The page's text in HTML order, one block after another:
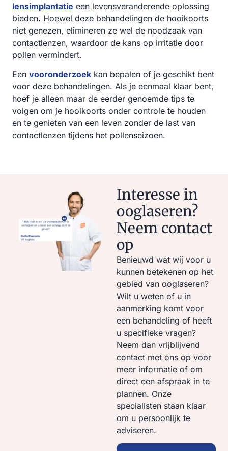
lensimplantatie een levensveranderende oplossing
bieden. Hoewel deze behandelingen de hooikoorts
niet genezen, elimineren ze wel de noodzaak van
contactlenzen, waardoor de kans op irritatie door
pollen vermindert.
Een vooronderzoek kan bepalen of je geschikt bent
voor deze behandelingen. Als je eenmaal klaar bent,
hoef je alleen maar de eerder genoemde tips te
volgen om je hooikoorts onder controle te houden
en te genieten van een leven zonder de last van
contactlenzen tijdens het pollenseizoen.
Interesse in
ooglaseren?
Neem contact
op
Benieuwd wat wij voor u
kunnen betekenen op het
gebied van ooglaseren?
Wilt u weten of u in
aanmerking komt voor
een behandeling of heeft
u specifieke vragen?
Neem dan vrijblijvend
contact met ons op voor
meer informatie of om
direct een afspraak in te
plannen. Onze
specialisten staan klaar
om u persoonlijk te
adviseren.